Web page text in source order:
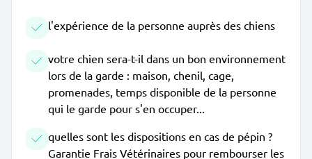
l'expérience de la personne auprès des chiens
votre chien sera-t-il dans un bon environnement
lors de la garde : maison, chenil, cage,
promenades, temps disponible de la personne
qui le garde pour s'en occuper...
quelles sont les dispositions en cas de pépin ?
Garantie Frais Vétérinaires pour rembourser les